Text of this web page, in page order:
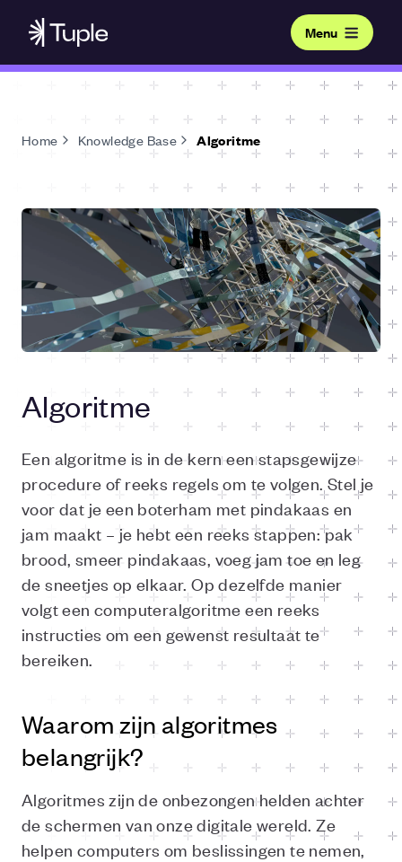
Menu
Home Knowledge Base Algoritme
Algoritme
Een algoritme is in de kern een stapsgewijze
procedure of reeks regels om te volgen. Stel je
voor dat je een boterham met pindakaas en
jam maakt – je hebt een reeks stappen: pak
brood, smeer pindakaas, voeg jam toe en leg
de sneetjes op elkaar. Op dezelfde manier
volgt een computeralgoritme een reeks
instructies om een gewenst resultaat te
bereiken.
Waarom zijn algoritmes
belangrijk?
Algoritmes zijn de onbezongen helden achter
de schermen van onze digitale wereld. Ze
helpen computers om beslissingen te nemen,